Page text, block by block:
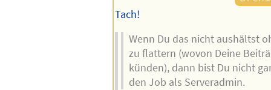
Tach!
Wenn Du das nicht aushältst
zu flattern (wovon Deine
künden), dann bist Du nicht
den Job als Serveradmin.